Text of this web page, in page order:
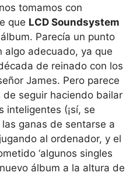
tomamos con
que LCD Soundsystem
Parecía un punto
adecuado, ya que
de reinado con los
James. Pero parece
de seguir haciendo bailar
inteligentes (¡sí, se
ganas de sentarse a
al ordenador, y el
‘algunos singles
álbum a la altura de